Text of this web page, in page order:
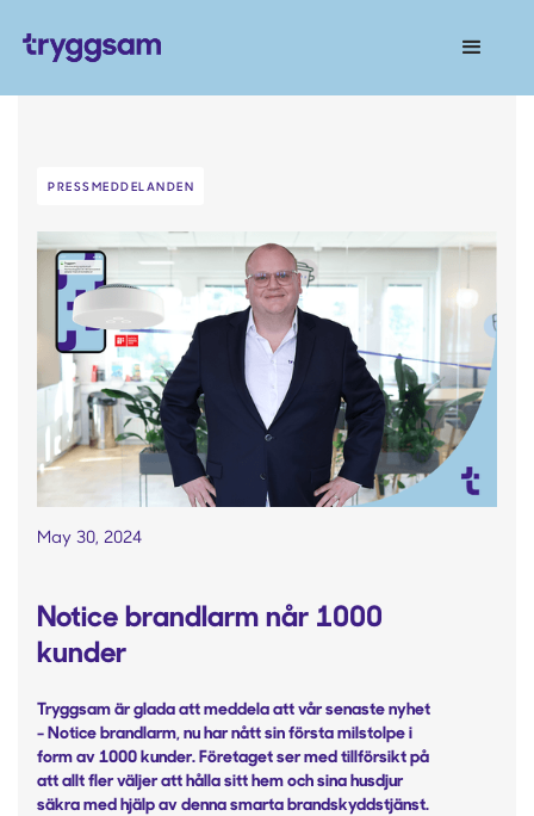
PRESSMEDDELANDEN
May 30, 2024
Notice brandlarm når 1000
kunder
Tryggsam är glada att meddela att vår senaste nyhet
- Notice brandlarm, nu har nått sin första milstolpe i
form av 1000 kunder. Företaget ser med tillförsikt på
att allt fler väljer att hålla sitt hem och sina husdjur
säkra med hjälp av denna smarta brandskyddstjänst.